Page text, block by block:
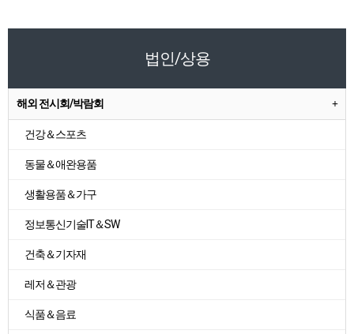
법인/상용
해외 전시회/박람회
건강＆스포츠
동물＆애완용품
생활용품＆가구
정보통신기술IT＆SW
건축＆기자재
레저＆관광
식품＆음료